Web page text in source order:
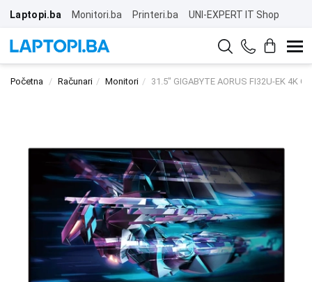
Laptopi.ba Monitori.ba Printeri.ba UNI-EXPERT IT Shop
Početna Računari Monitori 31.5" GIGABYTE AORUS FI32U-EK 4K